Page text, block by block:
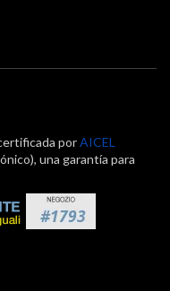
porAICEL
una garantía para